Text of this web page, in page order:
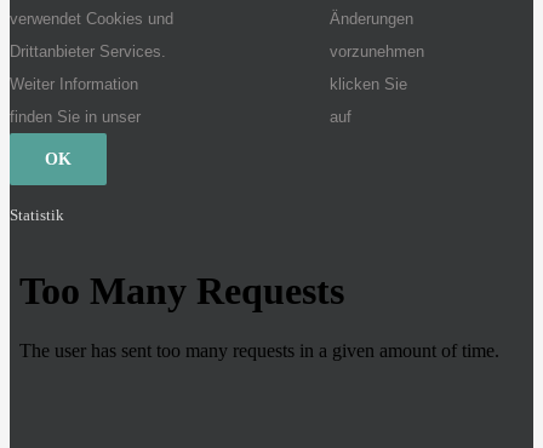
verwendet Cookies und
Drittanbieter Services.
Weiter Information
finden Sie in unser
Änderungen
vorzunehmen
klicken Sie
auf
OK
Statistik